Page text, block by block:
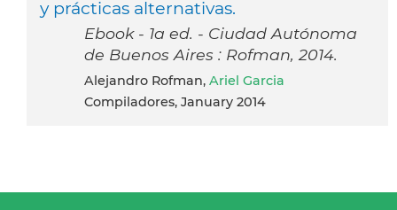
y prácticas alternativas.
Ebook - 1a ed. - Ciudad Autónoma
de Buenos Aires : Rofman, 2014.
Alejandro Rofman, Ariel Garcia
Compiladores, January 2014